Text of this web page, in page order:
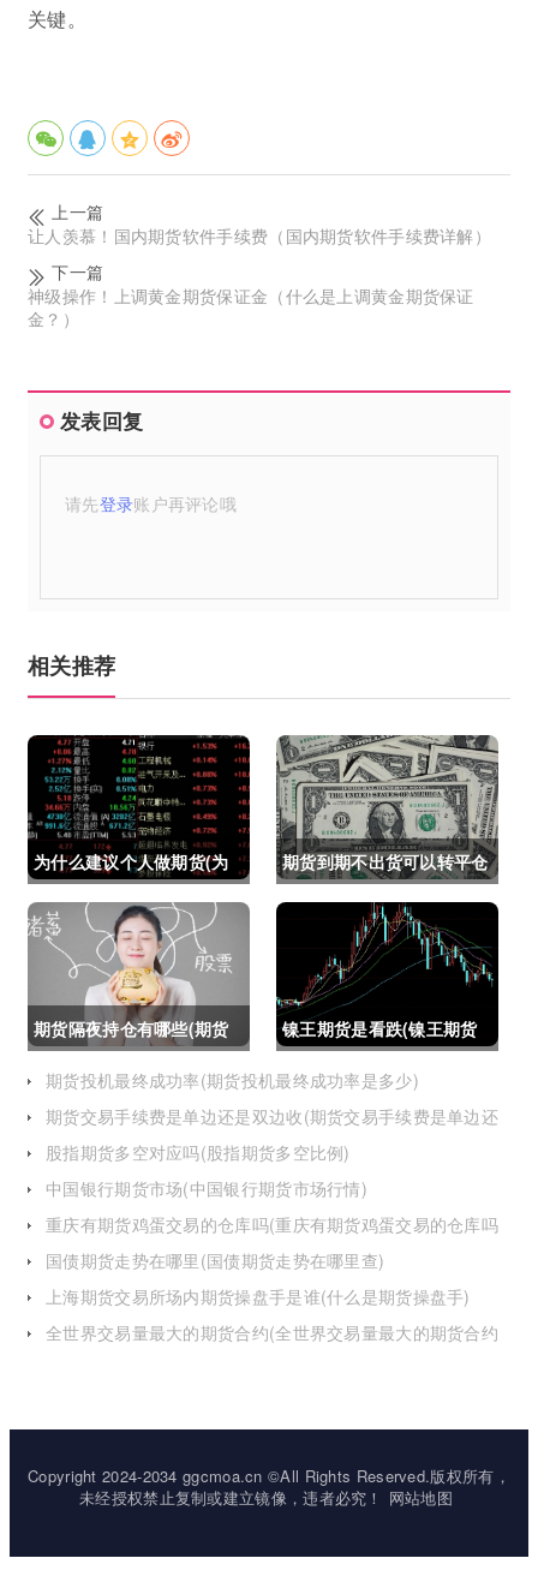
关键。
上一篇
让人羡慕！国内期货软件手续费（国内期货软件手续费详解）
下一篇
神级操作！上调黄金期货保证金（什么是上调黄金期货保证
金？）
发表回复
请先登录账户再评论哦
相关推荐
为什么建议个人做期货(为
什么建议个人做期货交易)
期货到期不出货可以转平仓
吗吗(期货如果到期不平仓
怎么办)
期货隔夜持仓有哪些(期货
隔夜持仓有哪些风险)
镍王期货是看跌(镍王期货
是看跌还是看涨)
期货投机最终成功率(期货投机最终成功率是多少)
期货交易手续费是单边还是双边收(期货交易手续费是单边还
股指期货多空对应吗(股指期货多空比例)
中国银行期货市场(中国银行期货市场行情)
重庆有期货鸡蛋交易的仓库吗(重庆有期货鸡蛋交易的仓库吗
国债期货走势在哪里(国债期货走势在哪里查)
上海期货交易所场内期货操盘手是谁(什么是期货操盘手)
全世界交易量最大的期货合约(全世界交易量最大的期货合约
Copyright 2024-2034 ggcmoa.cn ©All Rights Reserved.版权所有，
未经授权禁止复制或建立镜像，违者必究！
网站地图